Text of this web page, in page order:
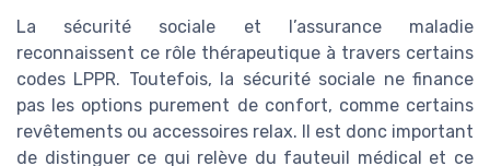
La sécurité sociale et l’assurance maladie
reconnaissent ce rôle thérapeutique à travers certains
codes LPPR. Toutefois, la sécurité sociale ne finance
pas les options purement de confort, comme certains
revêtements ou accessoires relax. Il est donc important
de distinguer ce qui relève du fauteuil médical et ce